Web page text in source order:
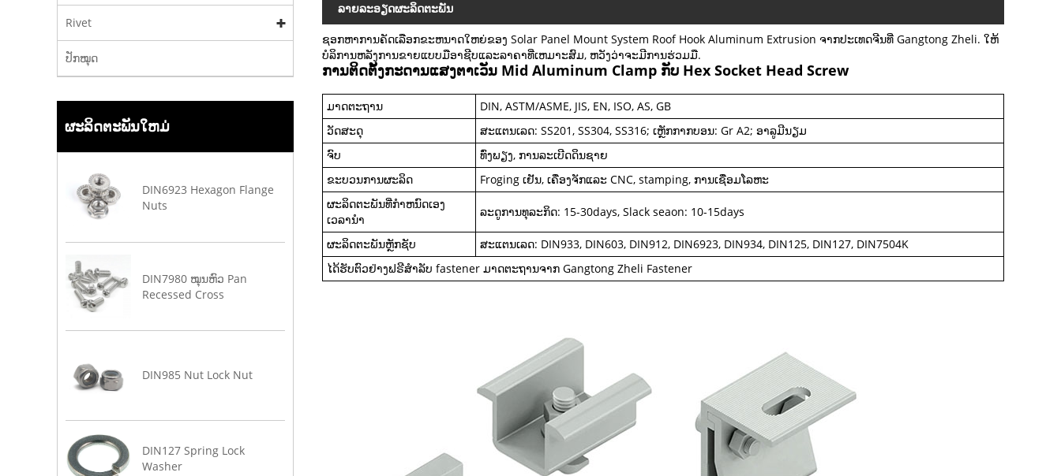
Rivet
ປັກໝຸດ
ຜະລິດຕະພັນໃຫມ່
DIN6923 Hexagon Flange
Nuts
DIN7980 ໝຸນຫົວ Pan
Recessed Cross
DIN985 Nut Lock Nut
DIN127 Spring Lock
Washer
ລາຍ​ລະ​ອຽດ​ຜະ​ລິດ​ຕະ​ພັນ
ຊອກຫາການຄັດເລືອກຂະຫນາດໃຫຍ່ຂອງ Solar Panel Mount System Roof Hook Aluminum Extrusion ຈາກປະເທດຈີນທີ່ Gangtong Zheli. ໃຫ້
ບໍລິການຫລັງການຂາຍແບບມືອາຊີບແລະລາຄາທີ່ເຫມາະສົມ, ຫວັງວ່າຈະມີການຮ່ວມມື.
ການຕິດຕັ້ງກະດານແສງຕາເວັນ Mid Aluminum Clamp ກັບ Hex Socket Head Screw
ມາດຕະຖານ
DIN, ASTM/ASME, JIS, EN, ISO, AS, GB
ວັດສະດຸ
ສະແຕນເລດ: SS201, SS304, SS316; ເຫຼັກກາກບອນ: Gr A2; ອາລູມີນຽມ
ຈົບ
ທົ່ງພຽງ, ການລະເບີດດິນຊາຍ
ຂະບວນການຜະລິດ
Froging ເຢັນ, ເຄື່ອງຈັກແລະ CNC, stamping, ການເຊື່ອມໂລຫະ
ຜະລິດຕະພັນທີ່ກໍາຫນົດເອງ
ເວລານໍາ
ລະດູການທຸລະກິດ: 15-30days, Slack seaon: 10-15days
ຜະລິດຕະພັນຫຼັກຊັບ
ສະແຕນເລດ: DIN933, DIN603, DIN912, DIN6923, DIN934, DIN125, DIN127, DIN7504K
ໄດ້ຮັບຕົວຢ່າງຟຣີສໍາລັບ fastener ມາດຕະຖານຈາກ Gangtong Zheli Fastener